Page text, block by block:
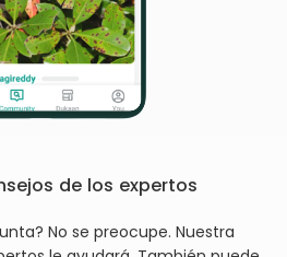
de los expertos
No se preocupe. Nuestra